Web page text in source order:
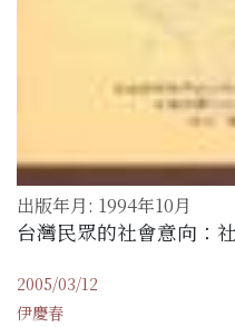
出版年月: 1994年10月
台灣民眾的社會意向：
2005/03/12
伊慶春